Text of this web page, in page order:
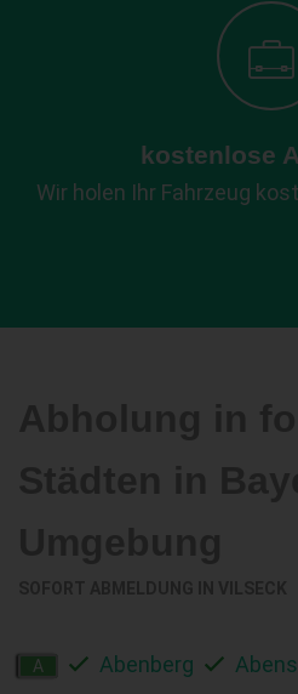
kostenlose
Wir holen Ihr Fahrzeug
A Abenberg